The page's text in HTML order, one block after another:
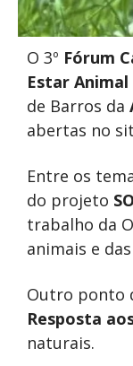
O 3º Fórum
Estar Animal
de Barros da
abertas no
Entre os
do projeto
trabalho da
animais e
Outro ponto
Resposta
naturais.